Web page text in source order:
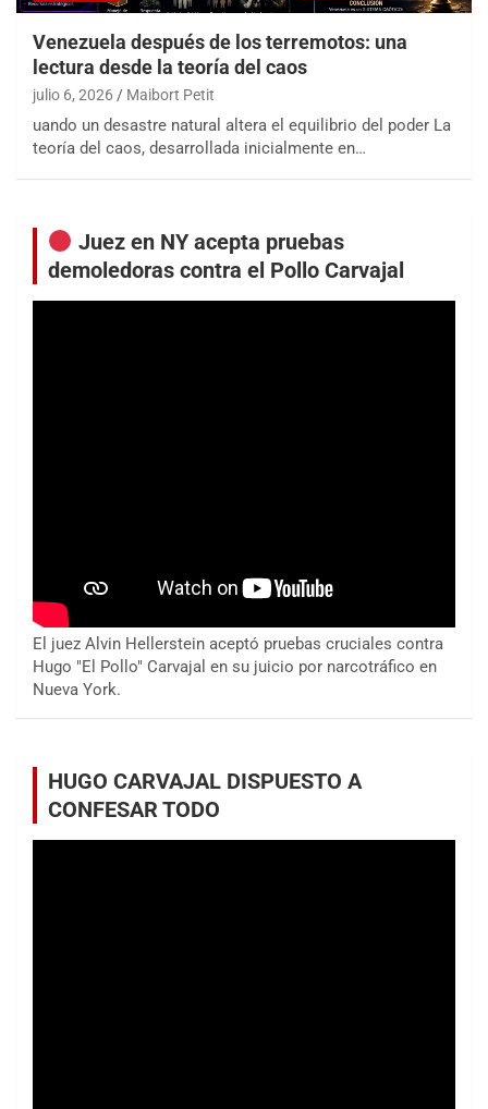
Venezuela después de los terremotos: una
lectura desde la teoría del caos
julio 6, 2026 Maibort Petit
uando un desastre natural altera el equilibrio del poder La
teoría del caos, desarrollada inicialmente en…
Juez en NY acepta pruebas
demoledoras contra el Pollo Carvajal
El juez Alvin Hellerstein aceptó pruebas cruciales contra
Hugo "El Pollo" Carvajal en su juicio por narcotráfico en
Nueva York.
HUGO CARVAJAL DISPUESTO A
CONFESAR TODO